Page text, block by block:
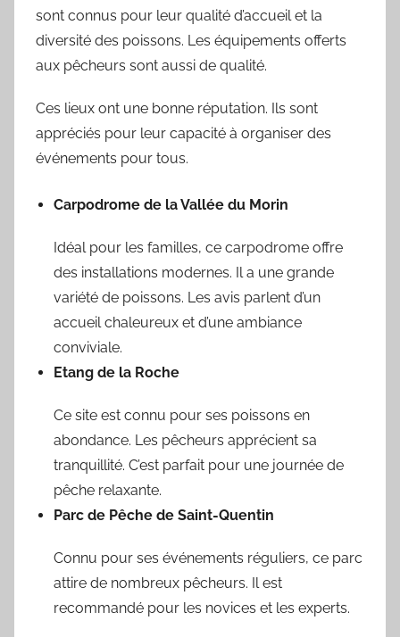
sont connus pour leur qualité d’accueil et la
diversité des poissons. Les équipements offerts
aux pêcheurs sont aussi de qualité.
Ces lieux ont une bonne réputation. Ils sont
appréciés pour leur capacité à organiser des
événements pour tous.
Carpodrome de la Vallée du Morin
Idéal pour les familles, ce carpodrome offre
des installations modernes. Il a une grande
variété de poissons. Les avis parlent d’un
accueil chaleureux et d’une ambiance
conviviale.
Etang de la Roche
Ce site est connu pour ses poissons en
abondance. Les pêcheurs apprécient sa
tranquillité. C’est parfait pour une journée de
pêche relaxante.
Parc de Pêche de Saint-Quentin
Connu pour ses événements réguliers, ce parc
attire de nombreux pêcheurs. Il est
recommandé pour les novices et les experts.